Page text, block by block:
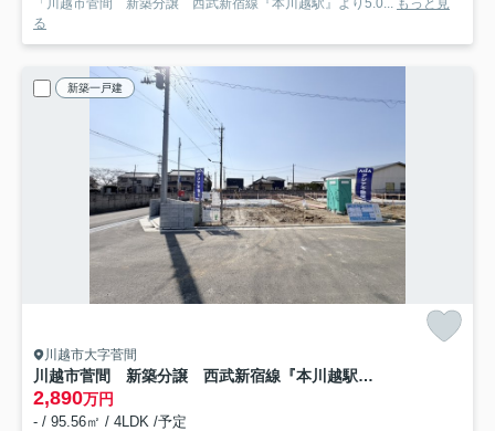
「川越市菅間 新築分譲 西武新宿線『本川越駅』より5.0... もっと見
る
新築一戸建
川越市大字菅間
川越市菅間 新築分譲 西武新宿線『本川越駅』より5.0km 【芳野小学区】
2,890万円
- / 95.56㎡ / 4LDK /予定